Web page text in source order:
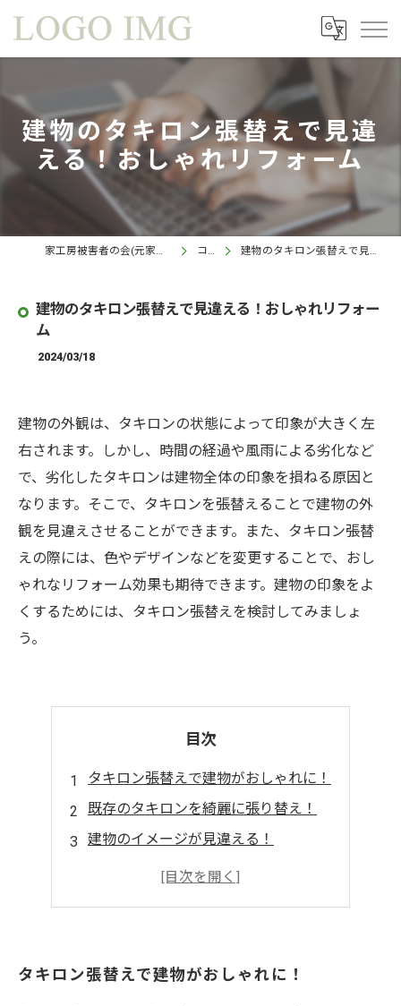
建物のタキロン張替えで見違
える！おしゃれリフォーム
家工房被害者の会(元家工房 鹿児島西インター店) コラム 建物のタキロン張替えで見違える！おしゃれリフォーム
建物のタキロン張替えで見違える！おしゃれリフォー
ム
2024/03/18
建物の外観は、タキロンの状態によって印象が大きく左
右されます。しかし、時間の経過や風雨による劣化など
で、劣化したタキロンは建物全体の印象を損ねる原因と
なります。そこで、タキロンを張替えることで建物の外
観を見違えさせることができます。また、タキロン張替
えの際には、色やデザインなどを変更することで、おし
ゃれなリフォーム効果も期待できます。建物の印象をよ
くするためには、タキロン張替えを検討してみましょ
う。
目次
タキロン張替えで建物がおしゃれに！
既存のタキロンを綺麗に張り替え！
建物のイメージが見違える！
簡単で手軽にリフォーム！
タキロン張替えで建物がおしゃれに！